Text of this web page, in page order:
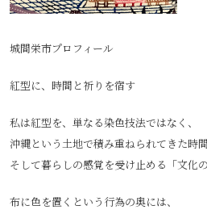
城間栄市プロフィール
紅型に、時間と祈りを宿す
私は紅型を、単なる染色技法ではなく、
沖縄という土地で積み重ねられてきた時間
そして暮らしの感覚を受け止める「文化
布に色を置くという行為の奥には、